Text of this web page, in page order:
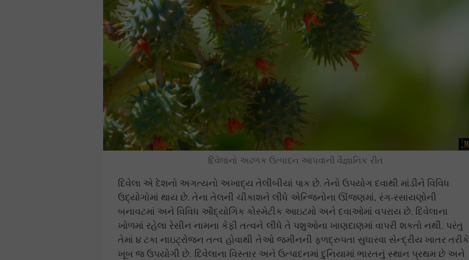
દિવેલાનો અઢળક ઉત્પાદન આપવાની વૈજ્ઞાનિક રીત
દિવેલા એ દેશનો અગત્યનો અખાદ્ય તેલીબીયાં પાક છે. તેનો ઉપયોગ દવાથી માંડીને વિવિધ
ઉદ્યોગોમાં થાય છે. તેના તેલની ચીકાશને લીધે એન્જિનોના ઊંજણમાં, રંગ-રસાયણોની
બનાવટમાં અને વિવિધ ઔદ્યોગિક કોસ્મેટીક આઇટમો અને દવાઓમાં વપરાય છે. દિવેલાના
ખોળમાં રહેલા રેસીન નામના કેફી તત્વને લીધે તે પશુઓના ખાણદાણમાં વાપરી શકતો નથી. પરંતુ
તેમાં ૪ ટકા નાઇટ્રોજન તત્વ હોવાથી તેઓ જમીનની ફળદ્રુપતા સુધારવા સેન્દ્રીય ખાતર તરીકે
ખૂબ જ ઉપયોગી છે. દિવેલાના વિસ્તાર અને ઉત્પાદનમાં દુનિયામાં ભારતનું સ્થાન પ્રથમ છે અને